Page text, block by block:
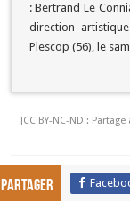
: Bertrand Le
direction
Plescop (56), le
[CC BY-NC-ND :
Partager